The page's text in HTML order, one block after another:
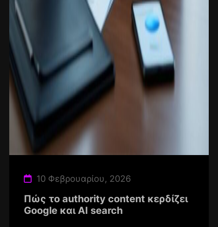
10 Φεβρουαρίου, 2026
Πώς το authority content κερδίζει
Google και AI search